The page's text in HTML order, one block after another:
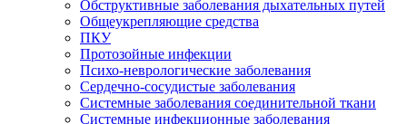
Обструктивные заболевания дыхательных путей
Общеукрепляющие средства
ПКУ
Протозойные инфекции
Психо-неврологические заболевания
Сердечно-сосудистые заболевания
Системные заболевания соединительной ткани
Системные инфекционные заболевания